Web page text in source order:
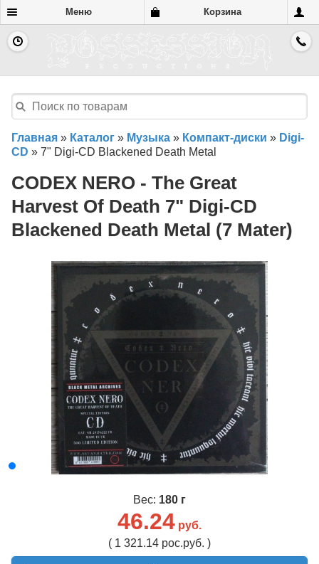
Меню Корзина
Главная » Каталог » Музыка » Компакт-диски » Digi-
CD » 7" Digi-CD Blackened Death Metal
CODEX NERO - The Great
Harvest Of Death 7" Digi-CD
Blackened Death Metal (7 Mater)
Вес: 180 г
46.24 руб.
( 1 321.14 рос.руб. )